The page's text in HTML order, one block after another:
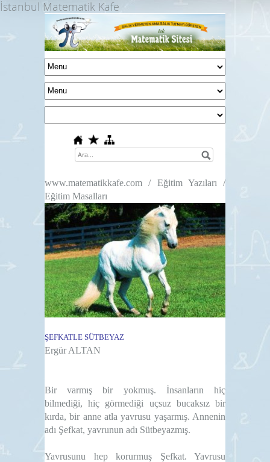
İstanbul Matematik Kafe
www.matematikkafe.com / Eğitim Yazıları /
Eğitim Masalları
ŞEFKATLE SÜTBEYAZ
Ergür ALTAN
Bir varmış bir yokmuş. İnsanların hiç
bilmediği, hiç görmediği uçsuz bucaksız bir
kırda, bir anne atla yavrusu yaşarmış. Annenin
adı Şefkat, yavrunun adı Sütbeyazmış.
Yavrusunu hep korurmuş Şefkat. Yavrusu